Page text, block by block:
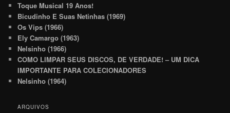
Toque Musical 19 Anos!
Bicudinho E Suas Netinhas (1969)
Os Vips (1966)
Ely Camargo (1963)
Nelsinho (1966)
COMO LIMPAR SEUS DISCOS, DE VERDADE! – UM DICA
IMPORTANTE PARA COLECIONADORES
Nelsinho (1964)
ARQUIVOS